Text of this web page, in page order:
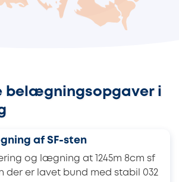
belægningsopgaver i
af SF-sten
og lægning at 1245m 8cm sf
der er lavet bund med stabil 032